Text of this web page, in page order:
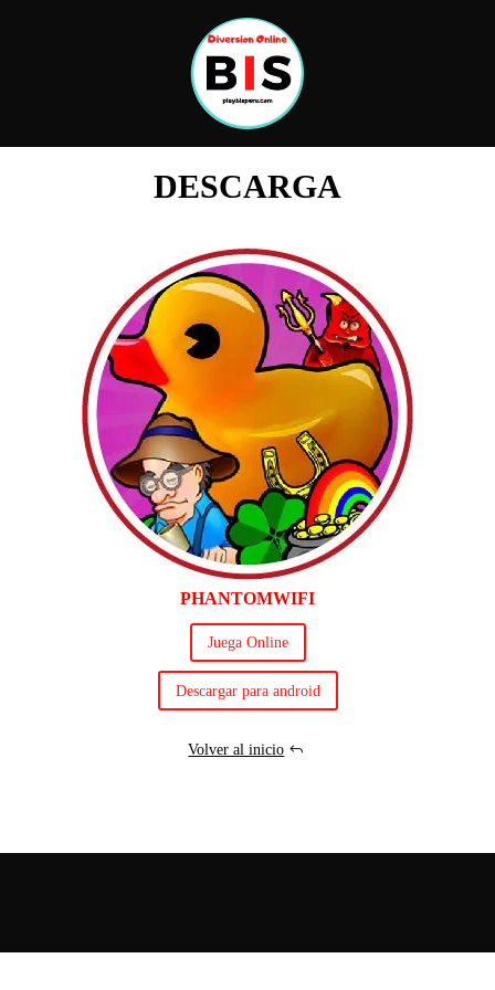
DESCARGA
PHANTOMWIFI
Juega Online
Descargar para android
Volver al inicio